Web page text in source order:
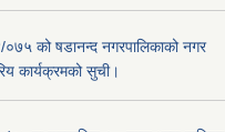
को षडानन्द नगरपालिकाको नगर
कार्यक्रमको सुची।